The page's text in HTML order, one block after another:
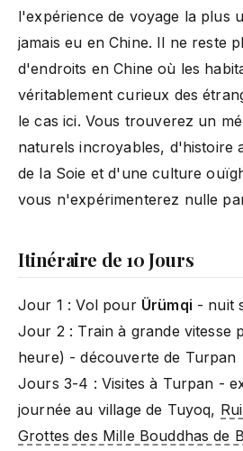
l'expérience de voyage la plus
jamais eu en Chine. Il ne reste
d'endroits en Chine où les
véritablement curieux des
le cas ici. Vous trouverez un
naturels incroyables, d'histoire
de la Soie et d'une culture
vous n'expérimenterez nulle
Itinéraire de 10 Jours
Jour 1 : Vol pour Ürümqi - nuit
Jour 2 : Train à grande vitesse
heure) - découverte de Turpan
Jours 3-4 : Visites à Turpan -
journée au village de Tuyoq,
Grottes des Mille Bouddhas de